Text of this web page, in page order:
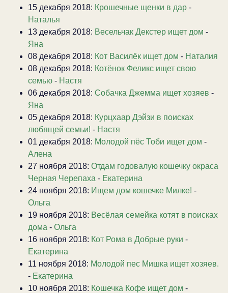
15 декабря 2018: Крошечные щенки в дар -
Наталья
13 декабря 2018: Весельчак Декстер ищет дом -
Яна
08 декабря 2018: Кот Василёк ищет дом - Наталия
08 декабря 2018: Котёнок Феликс ищет свою
семью - Настя
06 декабря 2018: Собачка Джемма ищет хозяев -
Яна
05 декабря 2018: Курцхаар Дэйзи в поисках
любящей семьи! - Настя
01 декабря 2018: Молодой пёс Тоби ищет дом -
Алена
27 ноября 2018: Отдам годовалую кошечку окраса
Черная Черепаха - Екатерина
24 ноября 2018: Ищем дом кошечке Милке! -
Ольга
19 ноября 2018: Весёлая семейка котят в поисках
дома - Ольга
16 ноября 2018: Кот Рома в Добрые руки -
Екатерина
11 ноября 2018: Молодой пес Мишка ищет хозяев.
- Екатерина
10 ноября 2018: Кошечка Кофе ищет дом -